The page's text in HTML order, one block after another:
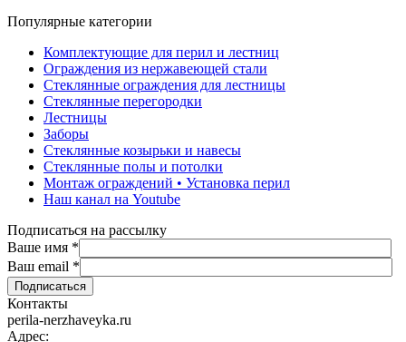
Популярные категории
Комплектующие для перил и лестниц
Ограждения из нержавеющей стали
Стеклянные ограждения для лестницы
Стеклянные перегородки
Лестницы
Заборы
Стеклянные козырьки и навесы
Стеклянные полы и потолки
Монтаж ограждений • Установка перил
Наш канал на Youtube
Подписаться на рассылку
Ваше имя *
Ваш email *
Контакты
perila-nerzhaveyka.ru
Адрес: